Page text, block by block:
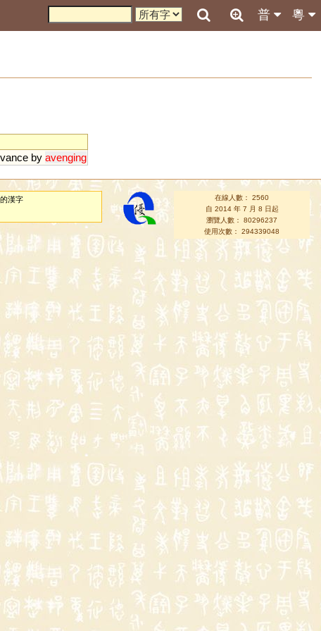
粵
普
by avenging
漢字
在線人數： 2560
自 2014 年 7 月 8 日起
瀏覽人數： 80296237
使用次數： 294339048